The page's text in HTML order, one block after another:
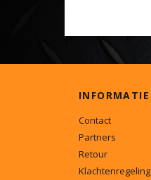
INFORMATIE
Contact
Partners
Retour
Klachtenregeling